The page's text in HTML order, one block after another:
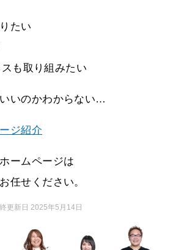
たい
も取り組みたい
いのかわからない…
ジ紹介
ームページは
任せください。
更新日 2025年5月14日